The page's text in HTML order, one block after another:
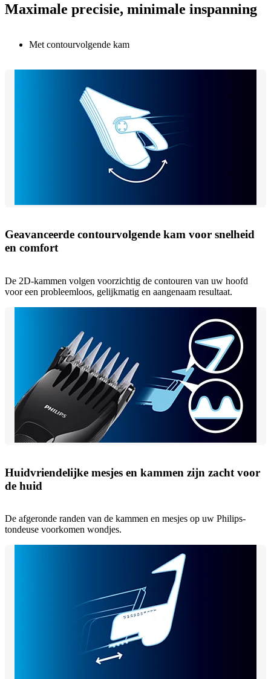
Maximale precisie, minimale inspanning
Met contourvolgende kam
Geavanceerde contourvolgende kam voor snelheid
en comfort
De 2D-kammen volgen voorzichtig de contouren van uw hoofd
voor een probleemloos, gelijkmatig en aangenaam resultaat.
Huidvriendelijke mesjes en kammen zijn zacht voor
de huid
De afgeronde randen van de kammen en mesjes op uw Philips-
tondeuse voorkomen wondjes.